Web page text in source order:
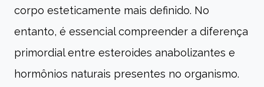
corpo esteticamente mais definido. No
entanto, é essencial compreender a diferença
primordial entre esteroides anabolizantes e
hormônios naturais presentes no organismo.